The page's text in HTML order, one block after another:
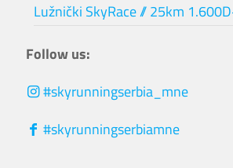
Lužnički SkyRace // 25km
Follow us:
#skyrunningserbia_mne
#skyrunningserbiamne